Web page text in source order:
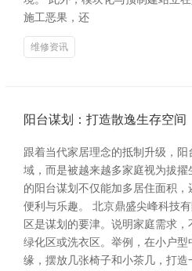
施工恶果，还
维修资讯
阳台谋划：打造散逸生存空间
跟着当代家居理念的抵制升级，
域，而是被越来越多家庭视为拔
的阳台谋划不仅能加多居住面积
便利与乐趣。 北京鼎盛尖峰科技
区是谋划的要津。说明家庭需求，
绿化区或洗衣区。举例，在小户
缘，摆放几张椅子和小茶几，打造